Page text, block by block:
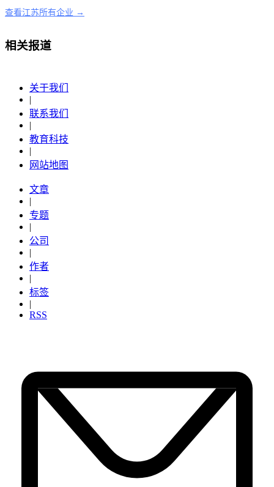
查看江苏所有企业 →
相关报道
关于我们
|
联系我们
|
教育科技
|
网站地图
文章
|
专题
|
公司
|
作者
|
标签
|
RSS